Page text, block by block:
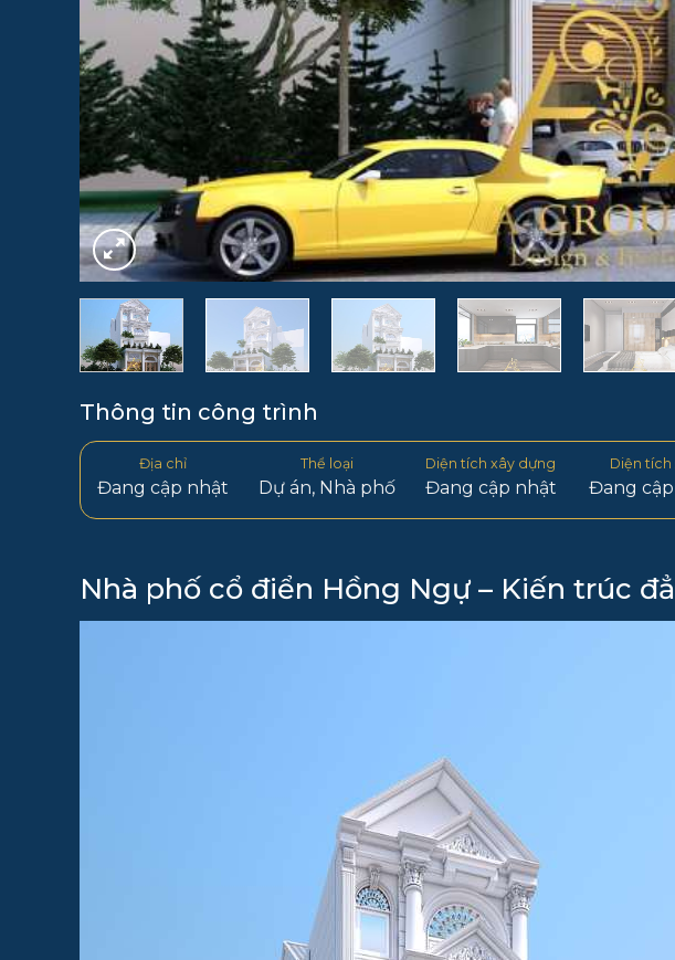
Thông tin công trình
Địa chỉ
Đang cập nhật
Thể loại
Dự án, Nhà phố
Diện tích xây dựng
Đang cập nhật
Diện tích
Đang
Nhà phố cổ điển Hồng Ngự – Kiến trúc